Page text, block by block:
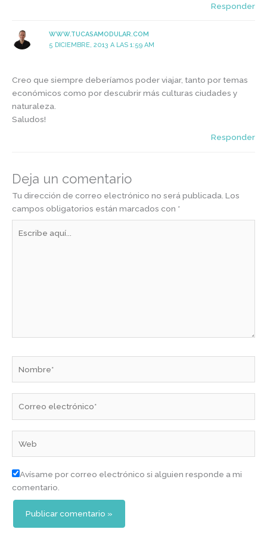
Responder
WWW.TUCASAMODULAR.COM
5 DICIEMBRE, 2013 A LAS 1:59 AM
Creo que siempre deberíamos poder viajar, tanto por temas
económicos como por descubrir más culturas ciudades y
naturaleza.
Saludos!
Responder
Deja un comentario
Tu dirección de correo electrónico no será publicada. Los
campos obligatorios están marcados con *
aquí...
electrónico*
Avísame por correo electrónico si alguien responde a mi
comentario.